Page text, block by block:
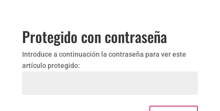
Protegido con contraseña
Introduce a continuación la contraseña para ver este
artículo protegido: